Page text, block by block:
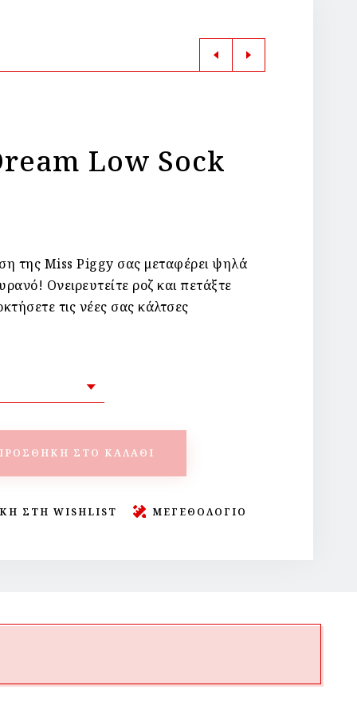
Low Sock
της Miss Piggy σας μεταφέρει ψηλά
Ονειρευτείτε ροζ και πετάξτε
τις νέες σας κάλτσες
ΣΤΟ ΚΑΛΆΘΙ
ΣΤΗ WISHLIST ΜΕΓΕΘΟΛΟΓΙΟ